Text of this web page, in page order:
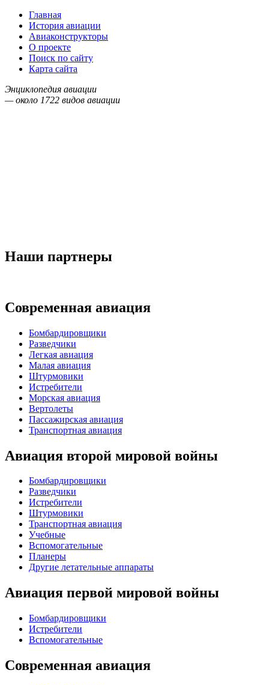
Главная
История авиации
Авиаконструкторы
О проекте
Поиск по сайту
Карта сайта
Энциклопедия авиации
— около 1722 видов авиации
Наши партнеры
Современная авиация
Бомбардировщики
Разведчики
Легкая авиация
Малая авиация
Штурмовики
Истребители
Морская авиация
Вертолеты
Пассажирская авиация
Транспортная авиация
Авиация второй мировой войны
Бомбардировщики
Разведчики
Истребители
Штурмовики
Транспортная авиация
Учебные
Вспомогательные
Планеры
Другие летательные аппараты
Авиация первой мировой войны
Бомбардировщики
Истребители
Вспомогательные
Современная авиация